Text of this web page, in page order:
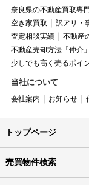
奈良県の不動産買取専
空き家買取
訳アリ・
査定相談実績
不動産
不動産売却方法「仲介
少しでも高く売るポイ
当社について
会社案内 お知らせ
トップページ
売買物件検索